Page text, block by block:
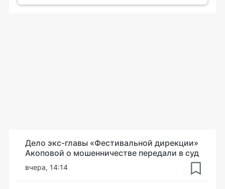
Дело экс-главы «Фестивальной дирекции»
Акоповой о мошенничестве передали в суд
вчера, 14:14